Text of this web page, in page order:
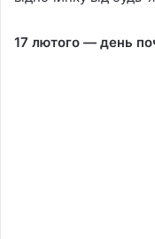
17 лютого — день